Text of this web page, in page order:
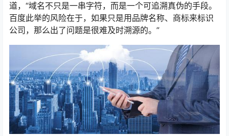
道，“域名不只是一串字符，而是一个可追溯真伪的手段。
百度此举的风险在于，如果只是用品牌名称、商标来标识
公司，那么出了问题是很难及时溯源的。”